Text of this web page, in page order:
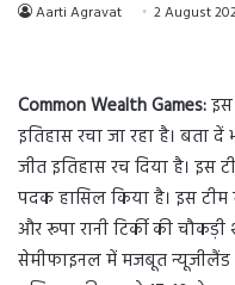
Aarti Agravat 2 August
Common Wealth Games:इस
इतिहास रचा जा रहा है। बता
जीत इतिहास रच दिया है। इस
पदक हासिल किया है। इस
और रूपा रानी टिर्की की
सेमीफाइनल में मजबूत